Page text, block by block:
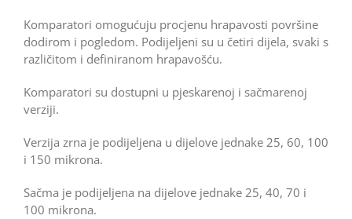
Komparatori omogućuju procjenu hrapavosti površine
dodirom i pogledom. Podijeljeni su u četiri dijela, svaki s
različitom i definiranom hrapavošću.
Komparatori su dostupni u pjeskarenoj i sačmarenoj
verziji.
Verzija zrna je podijeljena u dijelove jednake 25, 60, 100
i 150 mikrona.
Sačma je podijeljena na dijelove jednake 25, 40, 70 i
100 mikrona.